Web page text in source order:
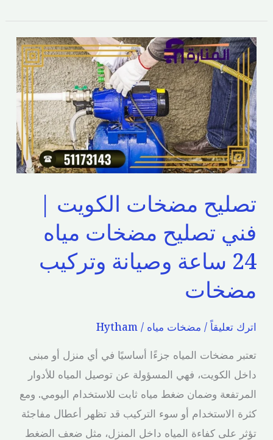
تصليح مضخات الكويت |
فني تصليح مضخات مياه
24 ساعة وصيانة وتركيب
مضخات
اترك تعليقاً / مضخات مياه /
Hytham
تعتبر مضخات المياه جزءًا أساسيًا في أي منزل أو مبنى
داخل الكويت، فهي المسؤولة عن توصيل المياه للأدوار
المرتفعة وضمان ضغط مياه ثابت للاستخدام اليومي. ومع
كثرة الاستخدام أو سوء التركيب قد تظهر أعطال مفاجئة
تؤثر على كفاءة المياه داخل المنزل، مثل ضعف الضغط
تصليح
مضخات
الكويت
|
فني
تصليح
مضخات
24
وصيانة
وتركيب